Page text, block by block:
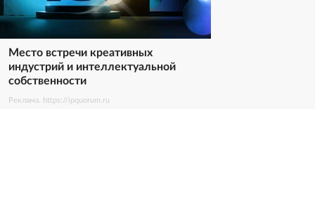
Место встречи креативных
индустрий и интеллектуальной
собственности
Реклама. https://ipquorum.ru